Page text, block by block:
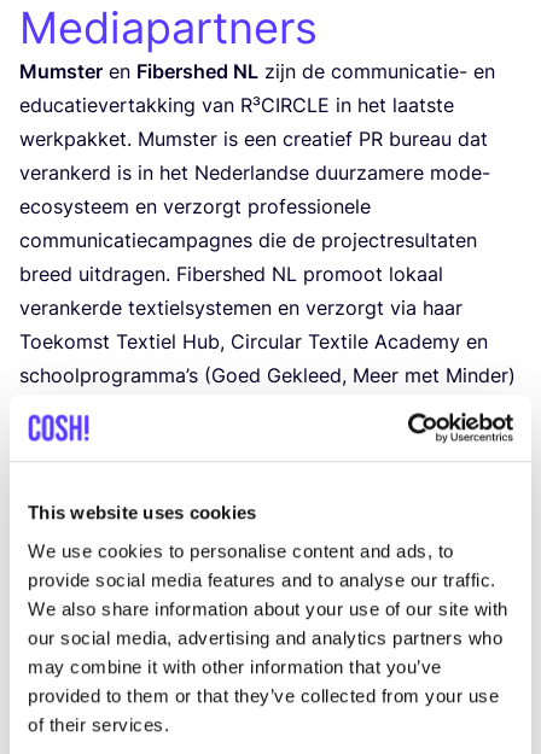
This website uses cookies
We use cookies to personalise content and ads, to
provide social media features and to analyse our traffic.
We also share information about your use of our site with
our social media, advertising and analytics partners who
may combine it with other information that you’ve
provided to them or that they’ve collected from your use
of their services.
Mediapartners
Mums­ter en Fibershed NL zijn de com­mu­ni­ca­tie- en
edu­ca­tie­ver­tak­king van R³CIR­CLE in het laats­te
werk­pak­ket. Mums­ter is een crea­tief PR bureau dat
veran­kerd is in het Neder­land­se duur­za­me­re mode-
ecosys­teem en ver­zorgt pro­fes­sio­ne­le
com­mu­ni­ca­tie­cam­pag­nes die de pro­jec­tre­sul­ta­ten
breed uit­dra­gen. Fibershed NL pro­mo­ot lokaal
veran­ker­de tex­tielsys­te­men en ver­zorgt via haar
Toe­komst Tex­tiel Hub, Cir­cu­lar Tex­ti­le Aca­demy en
school­pro­gram­ma’s (Goed Gekleed, Meer met Min­der)
edu­ca­tie­ve vers­prei­ding van de onder­zoeks­re­sul­ta­ten
rich­ting
Overheidspartners
Wel­ke overheids­part­ners zijn betrok­ken bij R³CIRCLE?
Overheids­part­ners vor­men de beleids­rug­gen­graat van
R³CIR­CLE. HetMinis­te­rie van Infras­truc­tuur